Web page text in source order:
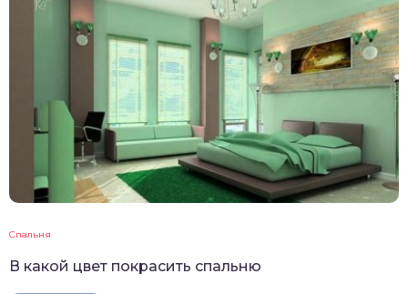
Спальня
В какой цвет покрасить спальню